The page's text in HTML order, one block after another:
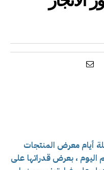
أيام معرض المنتجات
اليوم ، بعرض قدراتها على